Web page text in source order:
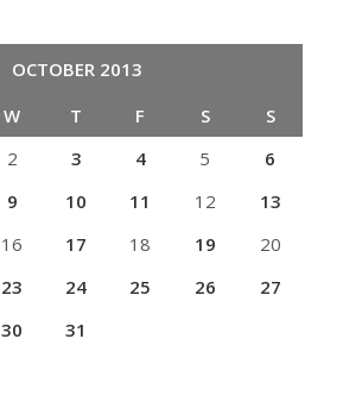
OCTOBER 2013
W T F S
S
2 3 4 5
6
9 10 11 12
13
16 17 18 19
20
23 24 25 26
27
30 31